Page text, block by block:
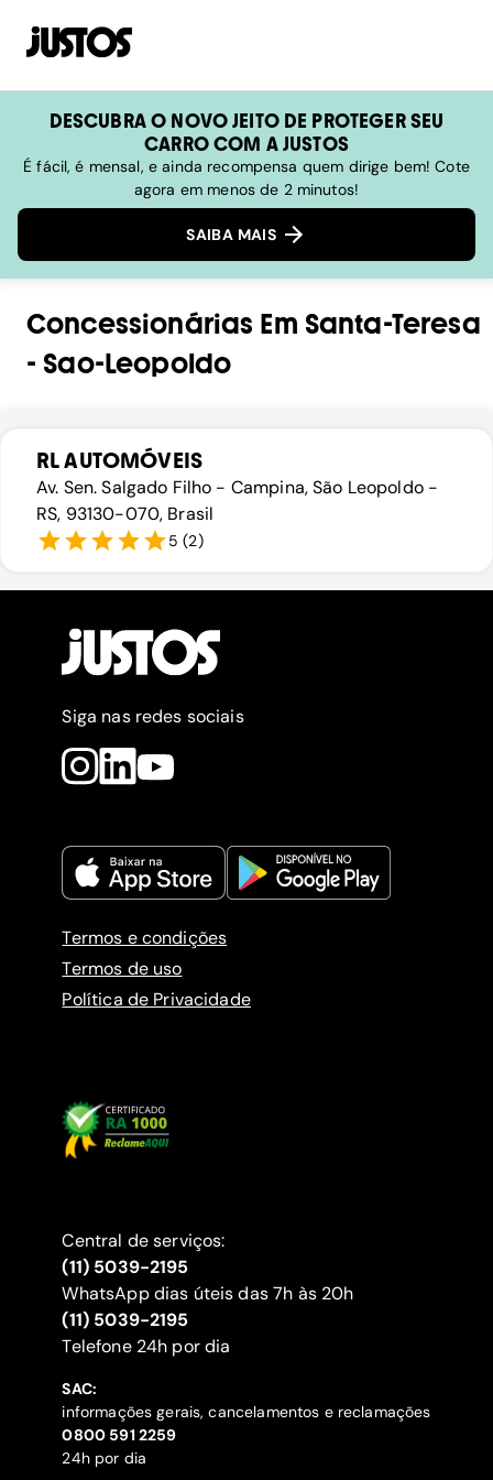
DESCUBRA O NOVO JEITO DE PROTEGER SEU
CARRO COM A JUSTOS
É fácil, é mensal, e ainda recompensa quem dirige bem! Cote
agora em menos de 2 minutos!
SAIBA MAIS
Concessionárias Em Santa-Teresa
- Sao-Leopoldo
RL AUTOMÓVEIS
Av. Sen. Salgado Filho - Campina, São Leopoldo -
RS, 93130-070, Brasil
5 (2)
Siga nas redes sociais
Termos e condições
Termos de uso
Política de Privacidade
Central de serviços:
(11) 5039-2195
WhatsApp dias úteis das 7h às 20h
(11) 5039-2195
‍Telefone 24h por dia
SAC:
informações gerais, cancelamentos e reclamações
‍0800 591 2259
24h por dia